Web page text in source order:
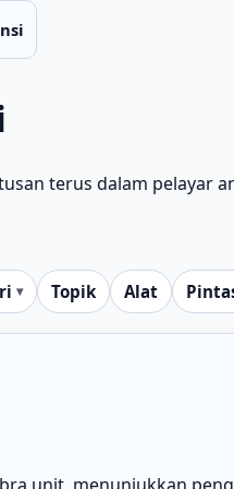
Topik Alat
terus dalam pelayar